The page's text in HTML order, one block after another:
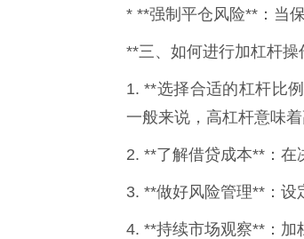
* **强制平仓风险**：当
**三、如何进行加杠杆操
1. **选择合适的杠杆比
一般来说，高杠杆意味着
2. **了解借贷成本**：在
3. **做好风险管理**：设
4. **持续市场观察**：加